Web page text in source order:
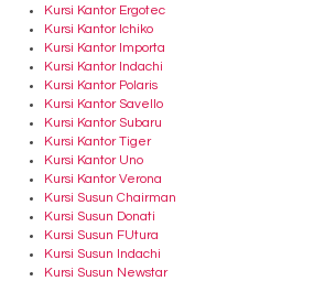
Kursi Kantor Ergotec
Kursi Kantor Ichiko
Kursi Kantor Importa
Kursi Kantor Indachi
Kursi Kantor Polaris
Kursi Kantor Savello
Kursi Kantor Subaru
Kursi Kantor Tiger
Kursi Kantor Uno
Kursi Kantor Verona
Kursi Susun Chairman
Kursi Susun Donati
Kursi Susun FUtura
Kursi Susun Indachi
Kursi Susun Newstar